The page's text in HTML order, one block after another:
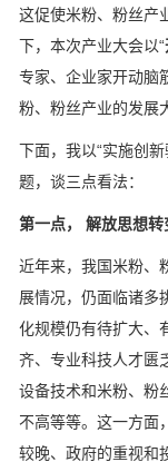
这促使米粉、粉丝产
下，本次产业大会以“
专家、企业家开动脑
粉、粉丝产业的发展
下面，我以“实施创
题，谈三点看法：
第一点， 解放思想转
近年来，我国米粉、
展情况，仍面临诸多
化规模仍有待扩大、
齐、专业科技人才匮
设备技术和米粉、粉
不高等等。这一方面
较晚、政府的重视和